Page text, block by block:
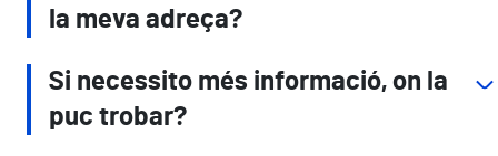
la meva adreça?
Si necessito més informació, on la
puc trobar?